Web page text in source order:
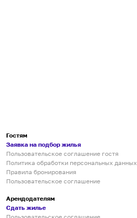
Гостям
Заявка на подбор жилья
Пользовательское соглашение гостя
Политика обработки персональных данных
Правила бронирования
Пользовательское соглашение
Арендодателям
Сдать жилье